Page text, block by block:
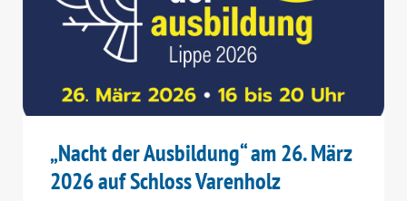
„Nacht der Ausbildung“ am 26. März
2026 auf Schloss Varenholz